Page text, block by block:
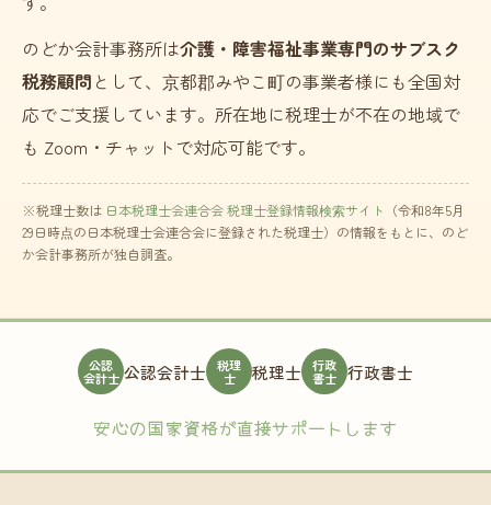
のどか会計事務所は介護・障害福祉事業専門のサブスク
税務顧問 として、京都郡みやこ町の事業者様にも全国対
応でご支援しています。所在地に税理士が不在の地域で
も Zoom・チャットで対応可能です。
※税理士数は 日本税理士会連合会 税理士登録情報検索サイト （令和8年5月
29日時点の日本税理士会連合会に登録された税理士）の情報をもとに、のど
か会計事務所が独自調査。
公認
会計士 公認会計士 税理
士 税理士 行政
書士 行政書士
安心の国家資格が直接サポートします